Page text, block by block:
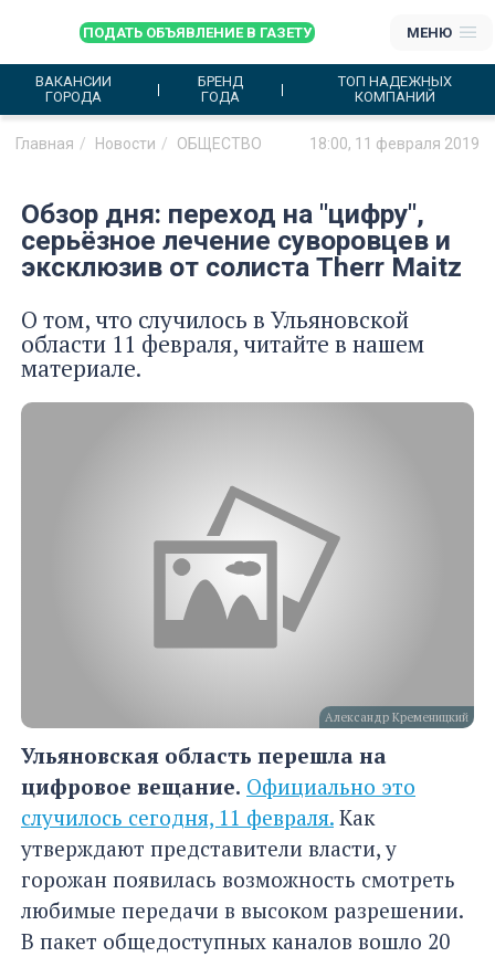
ПОДАТЬ ОБЪЯВЛЕНИЕ В ГАЗЕТУ МЕНЮ
ВАКАНСИИ
ГОРОДА
БРЕНД
ГОДА
ТОП НАДЕЖНЫХ
КОМПАНИЙ
Главная Новости ОБЩЕСТВО 18:00, 11 февраля 2019
Обзор дня: переход на "цифру",
серьёзное лечение суворовцев и
эксклюзив от солиста Therr Maitz
О том, что случилось в Ульяновской
области 11 февраля, читайте в нашем
материале.
Александр Кременицкий
Ульяновская область перешла на
цифровое вещание. Официально это
случилось сегодня, 11 февраля. Как
утверждают представители власти, у
горожан появилась возможность смотреть
любимые передачи в высоком разрешении.
В пакет общедоступных каналов вошло 20